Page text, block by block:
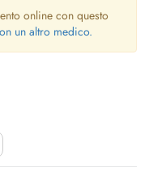
online con questo
un altro medico.